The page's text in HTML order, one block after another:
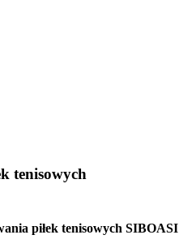
tenisowych
piłek tenisowych SIBOASI